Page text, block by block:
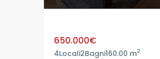
650.000€
Locali
4 Bagni
2 160.00 m2